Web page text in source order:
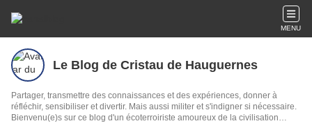
MENU
Le Blog de Cristau de Hauguernes
Partager, transmettre des connaissances et des expériences, donner à
réfléchir, sensibiliser et divertir. Mais aussi militer et s'indigner si nécessaire.
Bienvenu(e)s sur ce blog d'un écoterroiriste amoureux de la civilisation